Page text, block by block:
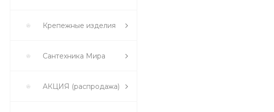
Крепежные изделия
Сантехника Мира
АКЦИЯ (распродажа)